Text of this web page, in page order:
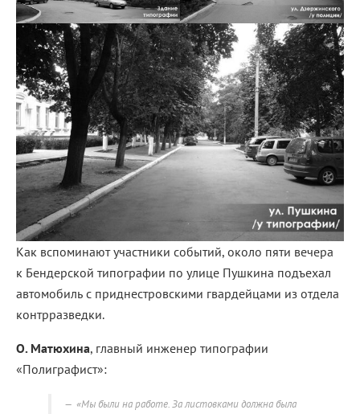
Как вспоминают участники событий, около пяти вечера
к Бендерской типографии по улице Пушкина подъехал
автомобиль с приднестровскими гвардейцами из отдела
контрразведки.
О. Матюхина, главный инженер типографии
«Полиграфист»:
«Мы были на работе. За листовками должна была